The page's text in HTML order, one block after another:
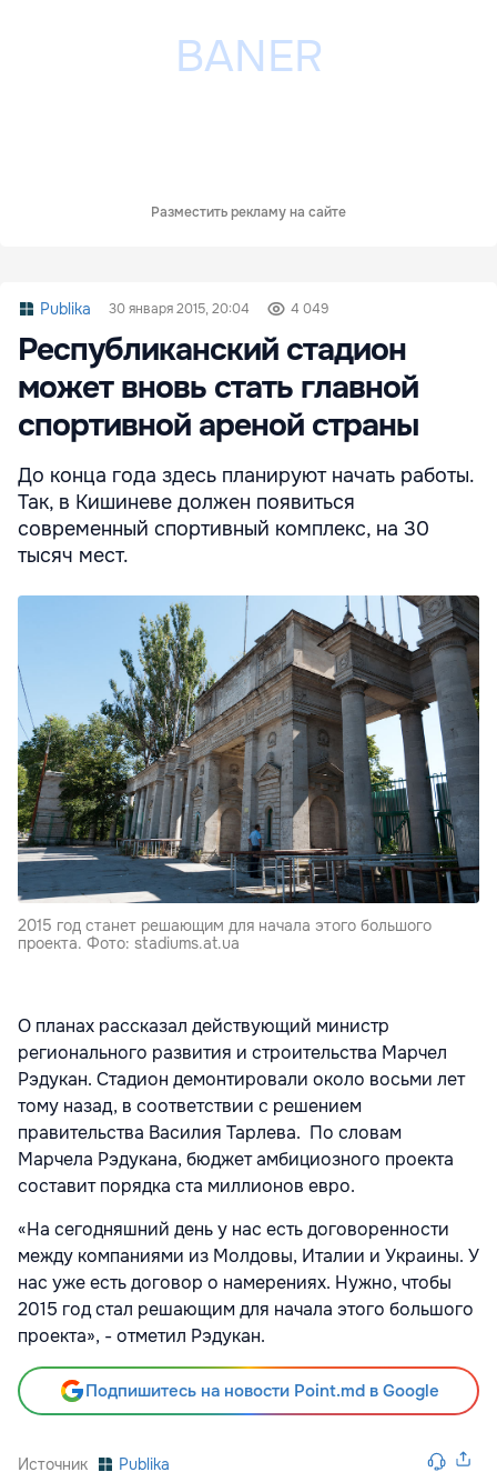
Разместить рекламу на сайте
Publika 30 января 2015, 20:04 4 049
Республиканский стадион
может вновь стать главной
спортивной ареной страны
До конца года здесь планируют начать работы.
Так, в Кишиневе должен появиться
современный спортивный комплекс, на 30
тысяч мест.
2015 год станет решающим для начала этого большого
проекта. Фото: stadiums.at.ua
О планах рассказал действующий министр
регионального развития и строительства Марчел
Рэдукан. Стадион демонтировали около восьми лет
тому назад, в соответствии с решением
правительства Василия Тарлева. По словам
Марчела Рэдукана, бюджет амбициозного проекта
составит порядка ста миллионов евро.
«На сегодняшний день у нас есть договоренности
между компаниями из Молдовы, Италии и Украины. У
нас уже есть договор о намерениях. Нужно, чтобы
2015 год стал решающим для начала этого большого
проекта», - отметил Рэдукан.
Подпишитесь на новости Point.md в Google
Источник Publika